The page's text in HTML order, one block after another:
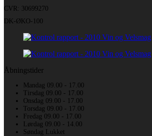
CVR: 30699270
DK-ØKO-100
Åbningstider
Mandag 09.00 - 17.00
Tirsdag 09.00 - 17.00
Onsdag 09.00 - 17.00
Torsdag 09.00 - 17.00
Fredag 09.00 - 17.00
Lørdag 09.00 - 14.00
Søndag Lukket